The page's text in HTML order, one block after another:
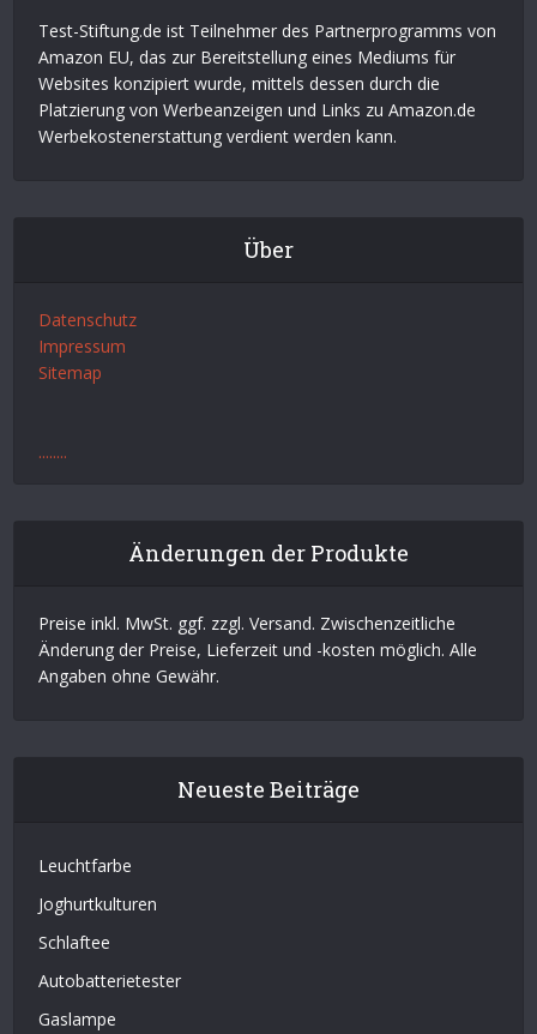
Test-Stiftung.de ist Teilnehmer des Partnerprogramms von
Amazon EU, das zur Bereitstellung eines Mediums für
Websites konzipiert wurde, mittels dessen durch die
Platzierung von Werbeanzeigen und Links zu Amazon.de
Werbekostenerstattung verdient werden kann.
Über
Datenschutz
Impressum
Sitemap
........
Änderungen der Produkte
Preise inkl. MwSt. ggf. zzgl. Versand. Zwischenzeitliche
Änderung der Preise, Lieferzeit und -kosten möglich. Alle
Angaben ohne Gewähr.
Neueste Beiträge
Leuchtfarbe
Joghurtkulturen
Schlaftee
Autobatterietester
Gaslampe